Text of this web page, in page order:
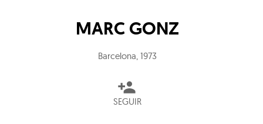
MARC GONZ
Barcelona, 1973
SEGUIR